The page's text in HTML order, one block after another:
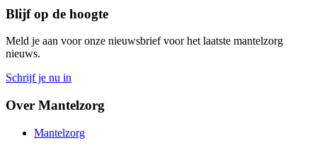
Blijf op de hoogte
Meld je aan voor onze nieuwsbrief voor het laatste mantelzorg
nieuws.
Schrijf je nu in
Over Mantelzorg
Mantelzorg